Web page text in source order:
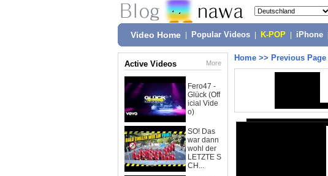
Video Home Popular Videos K-POP iPhone
Active Videos More
Fero47 -
Glück (Off
icial Vide
o)
SO! Das
war dann
wohl der
LETZTE S
CH...
Home >> Previous Page